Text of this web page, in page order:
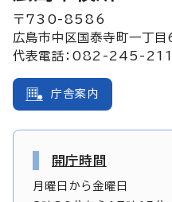
〒730-8586
広島市中区国泰寺町一丁
代表電話：082-245-
庁舎案内
開庁時間
月曜日から金曜日